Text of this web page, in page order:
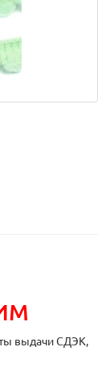
выдачи СДЭК,